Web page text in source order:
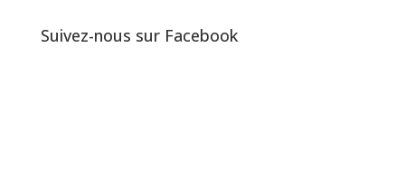
Suivez-nous sur Facebook